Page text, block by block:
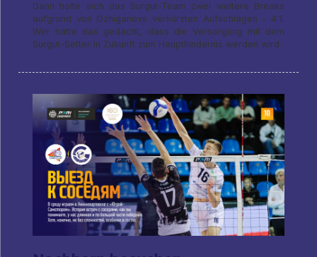
Dann holte sich das Surgut-Team zwei weitere Breaks
aufgrund von Ozhiganovs verkürzten Aufschlägen – 4:1.
Wer hätte das gedacht, dass die Versorgung mit dem
Surgut-Setter in Zukunft zum Haupthindernis werden wird